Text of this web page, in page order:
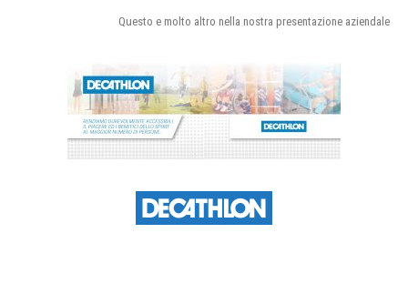
Questo e molto altro nella nostra presentazione aziendale